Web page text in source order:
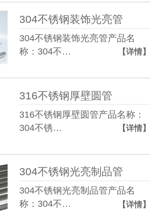
304不锈钢装饰光亮管
304不锈钢装饰光亮管产品名
称：304不…
【详情】
316不锈钢厚壁圆管
316不锈钢厚壁圆管产品名称：
304不锈…
【详情】
304不锈钢光亮制品管
304不锈钢光亮制品管产品名
称：304不…
【详情】